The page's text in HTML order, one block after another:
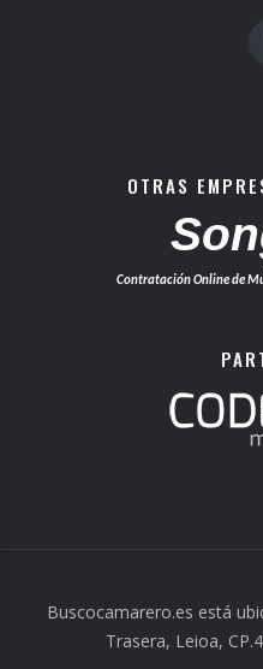
OTRAS
Contratación Online de
Buscocamarero.es está
Trasera, Leioa,